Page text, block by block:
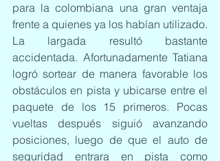
para la colombiana una gran ventaja
frente a quienes ya los habían utilizado.
La largada resultó bastante
accidentada. Afortunadamente Tatiana
logró sortear de manera favorable los
obstáculos en pista y ubicarse entre el
paquete de los 15 primeros. Pocas
vueltas después siguió avanzando
posiciones, luego de que el auto de
seguridad entrara en pista como